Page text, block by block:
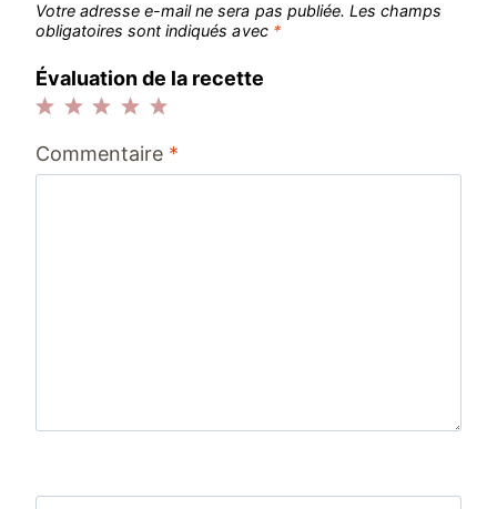
Votre adresse e-mail ne sera pas publiée. Les champs
obligatoires sont indiqués avec *
Évaluation de la recette
étoiles
étoiles
étoiles
étoiles
étoile
Commentaire *